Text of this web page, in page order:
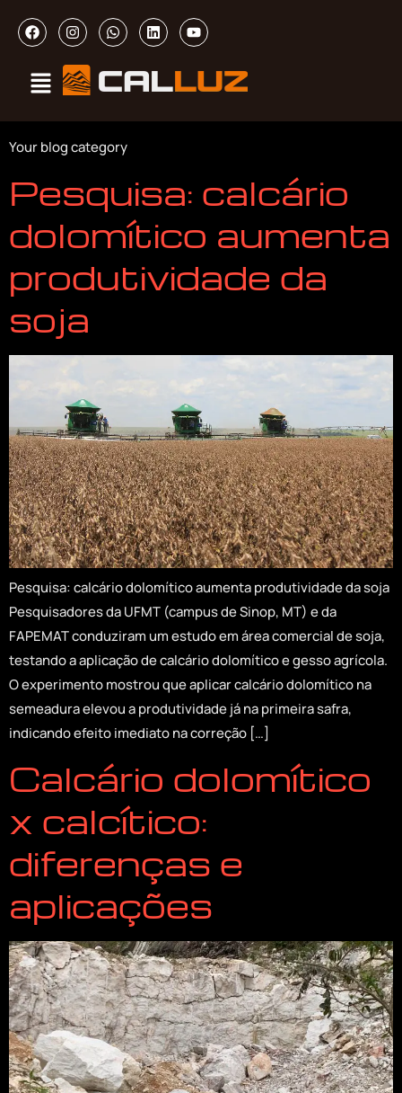
Your blog category
Pesquisa: calcário
dolomítico aumenta
produtividade da
soja
Pesquisa: calcário dolomítico aumenta produtividade da soja
Pesquisadores da UFMT (campus de Sinop, MT) e da
FAPEMAT conduziram um estudo em área comercial de soja,
testando a aplicação de calcário dolomítico e gesso agrícola.
O experimento mostrou que aplicar calcário dolomítico na
semeadura elevou a produtividade já na primeira safra,
indicando efeito imediato na correção […]
Calcário dolomítico
x calcítico:
diferenças e
aplicações